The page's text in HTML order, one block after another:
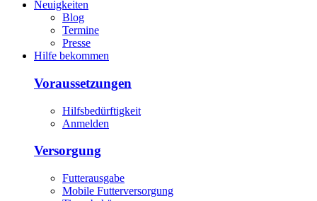
Neuigkeiten
Blog
Termine
Presse
Hilfe bekommen
Voraussetzungen
Hilfsbedürftigkeit
Anmelden
Versorgung
Futterausgabe
Mobile Futterversorgung